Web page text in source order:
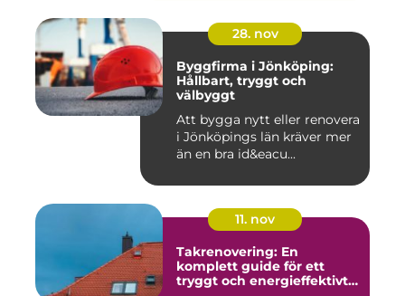
28. nov
Byggfirma i Jönköping:
Hållbart, tryggt och
välbyggt
Att bygga nytt eller renovera
i Jönköpings län kräver mer
än en bra id&eacu...
11. nov
Takrenovering: En
komplett guide för ett
tryggt och energieffektivt